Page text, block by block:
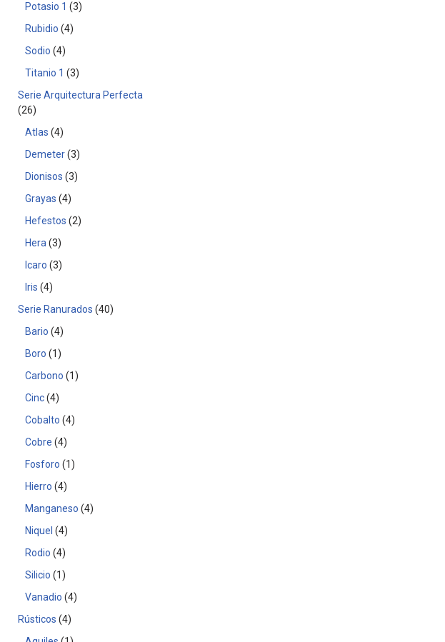
Potasio 1
3
Rubidio 4
Sodio 4
Titanio 1
3
Serie Arquitectura Perfecta
26
Atlas 4
Demeter 3
Dionisos 3
Grayas 4
Hefestos 2
Hera 3
Icaro 3
Iris 4
Serie Ranurados 40
Bario 4
Boro
1
Carbono
1
Cinc 4
Cobalto 4
Cobre 4
Fosforo
1
Hierro 4
Manganeso 4
Niquel
4
Rodio 4
Silicio
1
Vanadio 4
Rústicos 4